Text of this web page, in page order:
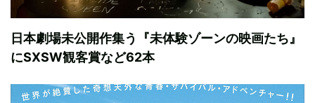
日本劇場未公開作集う『未体験ゾーンの映画たち』
にSXSW観客賞など62本